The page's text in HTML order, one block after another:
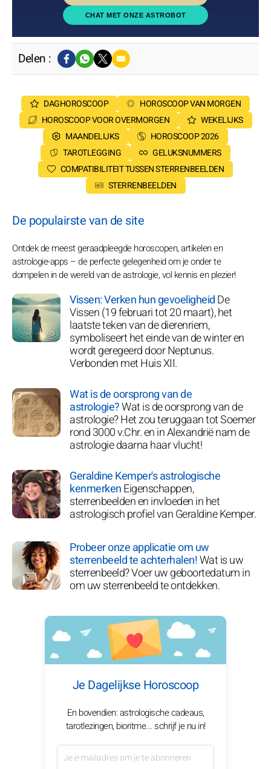
CHAT MET ONZE ASTROBOT
Delen :
DAGHOROSCOOP
HOROSCOOP VAN MORGEN
HOROSCOOP VOOR OVERMORGEN
WEKELIJKS
MAANDELIJKS
HOROSCOOP 2026
TAROTLEGGING
GELUKSNUMMERS
COMPATIBILITEIT TUSSEN STERRENBEELDEN
STERRENBEELDEN
De populairste van de site
Ontdek de meest geraadpleegde horoscopen, artikelen en
astrologie-apps – de perfecte gelegenheid om je onder te
dompelen in de wereld van de astrologie, vol kennis en plezier!
Vissen: Verken hun gevoeligheidDe
Vissen (19 februari tot 20 maart), het
laatste teken van de dierenriem,
symboliseert het einde van de winter en
wordt geregeerd door Neptunus.
Verbonden met Huis XII.
Wat is de oorsprong van de
astrologie?Wat is de oorsprong van de
astrologie? Het zou teruggaan tot Soemer
rond 3000 v.Chr. en in Alexandrië nam de
astrologie daarna haar vlucht!
Geraldine Kemper's astrologische
kenmerkenEigenschappen,
sterrenbeelden en invloeden in het
astrologisch profiel van Geraldine Kemper.
Probeer onze applicatie om uw
sterrenbeeld te achterhalen!Wat is uw
sterrenbeeld? Voer uw geboortedatum in
om uw sterrenbeeld te ontdekken.
Je Dagelijkse Horoscoop
En bovendien: astrologische cadeaus,
tarotlezingen, bioritme... schrijf je nu in!